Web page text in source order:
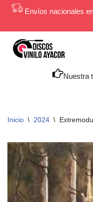
contenido
Envíos nacionales
Nuestra
Inicio \ 2024 \